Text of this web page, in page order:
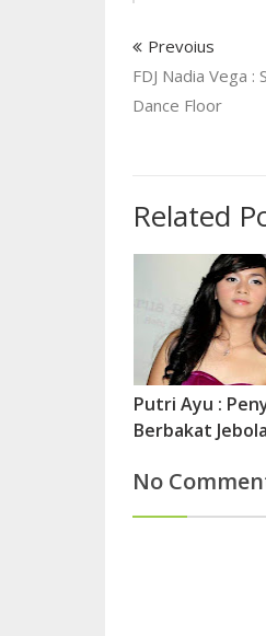
Prevoius
FDJ Nadia Vega :
Dance Floor
Related
Putri Ayu :
Berbakat
No